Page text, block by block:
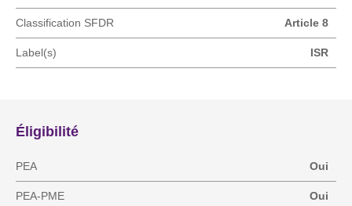
Classification SFDR Article 8
Label(s) ISR
Éligibilité
PEA Oui
PEA-PME Oui